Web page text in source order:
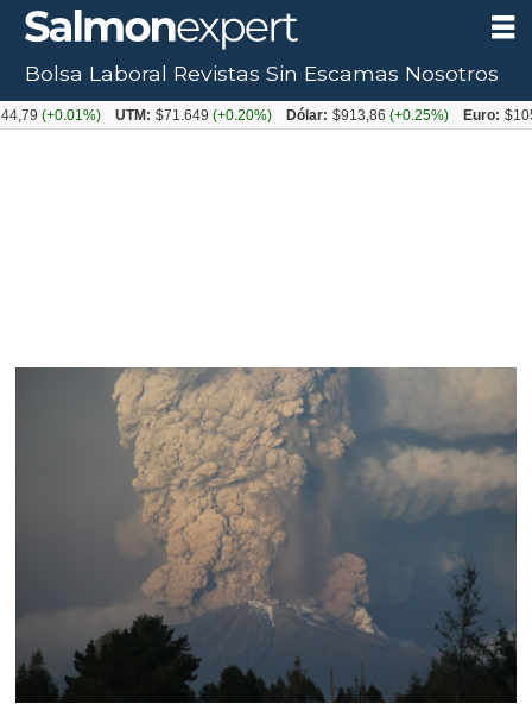
Bolsa Laboral Revistas Sin Escamas Nosotros
UTM: $71.649(+0.20%) Dólar: $913,86(+0.25%) Euro: $1053,08